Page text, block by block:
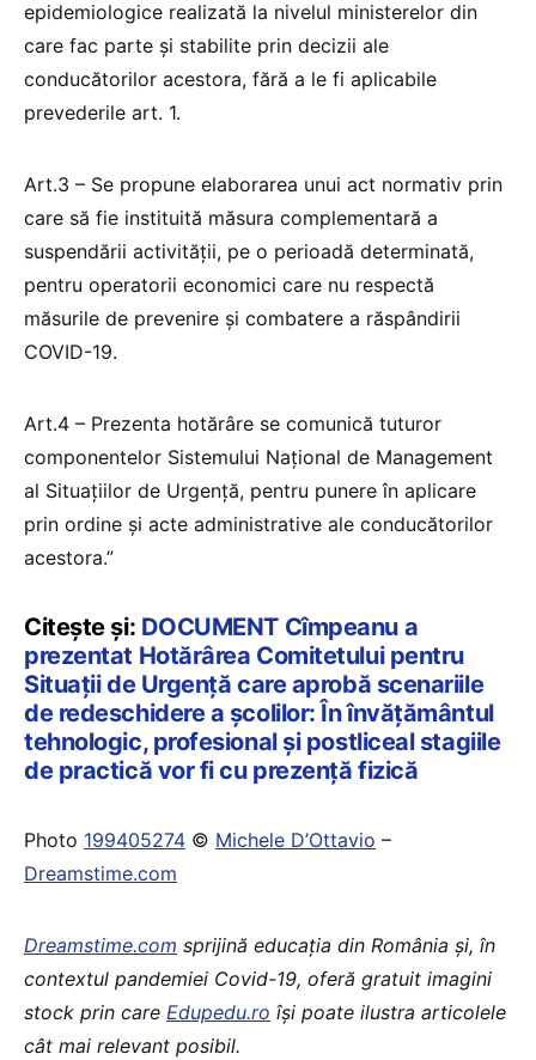
epidemiologice realizată la nivelul ministerelor din
care fac parte și stabilite prin decizii ale
conducătorilor acestora, fără a le fi aplicabile
prevederile art. 1.
Art.3 – Se propune elaborarea unui act normativ prin
care să fie instituită măsura complementară a
suspendării activității, pe o perioadă determinată,
pentru operatorii economici care nu respectă
măsurile de prevenire și combatere a răspândirii
COVID-19.
Art.4 – Prezenta hotărâre se comunică tuturor
componentelor Sistemului Național de Management
al Situațiilor de Urgență, pentru punere în aplicare
prin ordine și acte administrative ale conducătorilor
acestora.”
Citește și: DOCUMENT Cîmpeanu a
prezentat Hotărârea Comitetului pentru
Situații de Urgență care aprobă scenariile
de redeschidere a școlilor: În învățământul
tehnologic, profesional și postliceal stagiile
de practică vor fi cu prezență fizică
Photo 199405274 © Michele D’Ottavio –
Dreamstime.com
Dreamstime.com sprijină educaţia din România şi, în
contextul pandemiei Covid-19, oferă gratuit imagini
stock prin care Edupedu.ro îşi poate ilustra articolele
cât mai relevant posibil.